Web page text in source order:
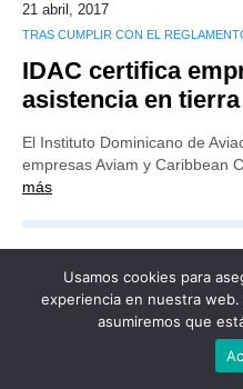
21 abril, 2017
TRAS CUMPLIR CON EL
IDAC certifica
asistencia en
El Instituto Dominicano de
empresas Aviam y Caribbean
más
Usamos cookies para
experiencia en nuestra
asumiremos que
Publicidad